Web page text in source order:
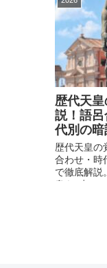
歴代天
説！語
代別の暗
歴代天皇の
合わせ・時
で徹底解説
皇を3点セ
ド）で覚